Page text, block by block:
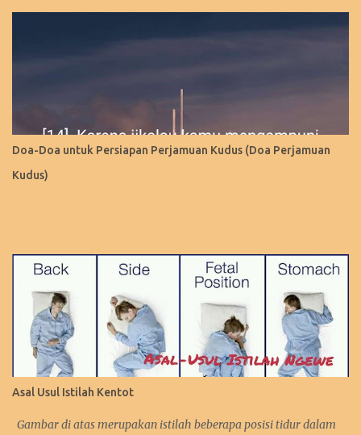
Doa-Doa untuk Persiapan Perjamuan Kudus (Doa Perjamuan
Kudus)
Asal Usul Istilah Kentot
Gambar di atas merupakan istilah beberapa posisi tidur dalam